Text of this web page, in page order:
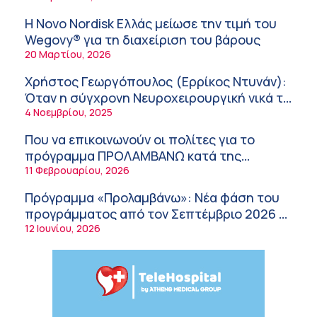
λειτουργία της εφοδιαστικής αλυσίδας των
φαρμάκων στη διάρκεια του καλοκαιριού
12:08 μμ
Μιχάλης Τάτσης, Insurance & Healthcare
Analyst, διευθυντής Επιχειρηματικής
Ανάπτυξης Ομίλου HHG
11:54 πμ
Kavita Patel: Ένα στα πέντε καινοτόμα
φάρμακα φτάνει τελικά στην Ελλάδα
9:21 πμ
Υπάρχει τελικά «δίαιτα θυρεοειδούς»; Τι
λέει η επιστήμη για τη διατροφή και τα
συμπληρώματα
7:38 πμ
Πυρκαγιά στη Δυτική Αττική: Οι κίνδυνοι για
τη δημόσια υγεία
Metropolitan Hospital: Στο επίκεντρο των
Η Novo Nordisk Ελλάς μείωσε την τιμή του
Wegovy® για τη διαχείριση του βάρους
20 Μαρτίου, 2026
Χρήστος Γεωργόπουλος (Ερρίκος Ντυνάν):
Όταν η σύγχρονη Νευροχειρουργική νικά το
φόβο!
4 Νοεμβρίου, 2025
Που να επικοινωνούν οι πολίτες για το
πρόγραμμα ΠΡΟΛΑΜΒΑΝΩ κατά της
παχυσαρκίας
11 Φεβρουαρίου, 2026
Πρόγραμμα «Προλαμβάνω»: Νέα φάση του
προγράμματος από τον Σεπτέμβριο 2026 –
Δωρεάν προληπτικές εξετάσεις έως το
2030
12 Ιουνίου, 2026